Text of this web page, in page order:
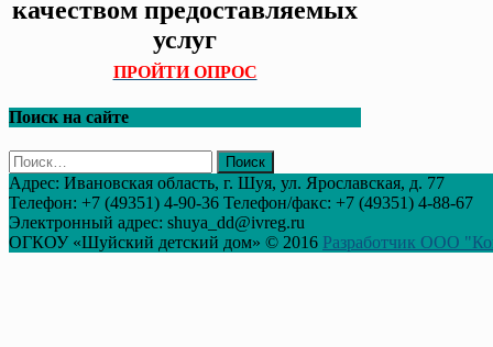
качеством предоставляемых
услуг
ПРОЙТИ ОПРОС
Поиск на сайте
Найти:
Адрес: Ивановская область, г. Шуя, ул. Ярославская, д. 77
Телефон: +7 (49351) 4-90-36 Телефон/факс: +7 (49351) 4-88-67
Электронный адрес: shuya_dd@ivreg.ru
ОГКОУ «Шуйский детский дом» © 2016 Разработчик ООО